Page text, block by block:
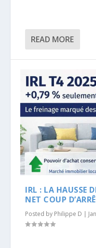
READ MORE
IRL : LA HAUSSE
NET COUP
Posted by Philippe D |